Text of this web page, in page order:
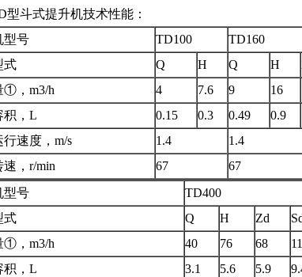
型斗式提升机技术性能：
型号
TD100 TD160
式
Q H Q H
①，m3/h
4 7.6 9 16
积，L
0.15 0.3 0.49 0.9
行速度，m/s
1.4 1.4
，r/min
67 67
型号
TD400
式
Q H Zd
①，m3/h
40 76 68
积，L
3.1 5.6 5.9